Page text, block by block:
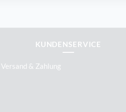
KUNDENSERVICE
Versand & Zahlung